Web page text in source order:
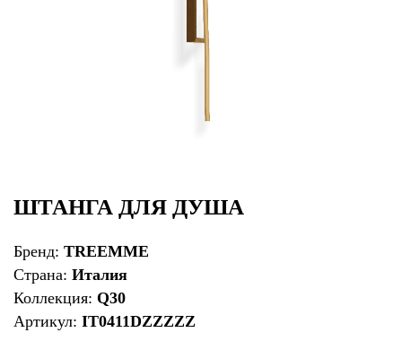
ШТАНГА ДЛЯ ДУША
Бренд: TREEMME
Страна: Италия
Коллекция: Q30
Артикул: IT0411DZZZZZ